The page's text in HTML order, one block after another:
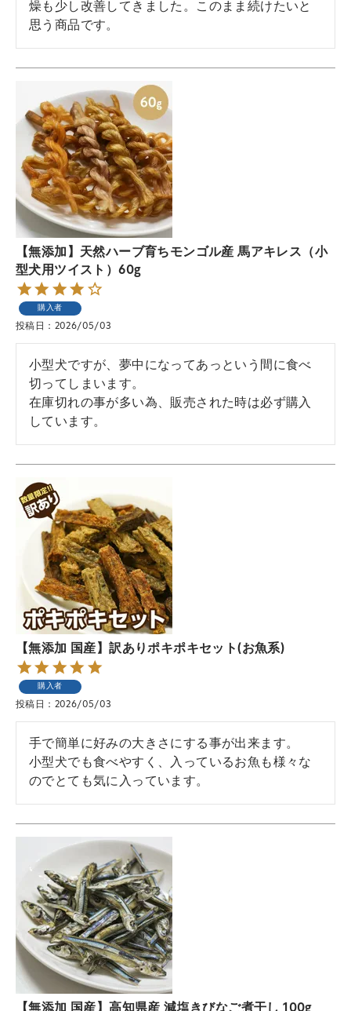
燥も少し改善してきました。このまま続けたいと
思う商品です。
【無添加】天然ハーブ育ちモンゴル産 馬アキレス（小
型犬用ツイスト）60g
購入者
投稿日 2026/05/03
小型犬ですが、夢中になってあっという間に食べ
切ってしまいます。
在庫切れの事が多い為、販売された時は必ず購入
しています。
【無添加 国産】訳ありポキポキセット(お魚系)
購入者
投稿日 2026/05/03
手で簡単に好みの大きさにする事が出来ます。
小型犬でも食べやすく、入っているお魚も様々な
のでとても気に入っています。